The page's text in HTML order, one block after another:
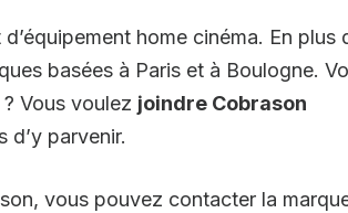
home cinéma. En plus
basées à Paris et à Boulogne.
Vous voulez joindre Cobrason
parvenir.
vous pouvez contacter la